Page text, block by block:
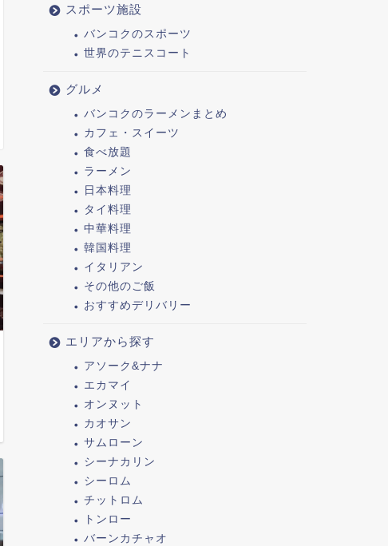
スポーツ施設
バンコクのスポーツ
世界のテニスコート
グルメ
バンコクのラーメンまとめ
カフェ・スイーツ
食べ放題
ラーメン
日本料理
タイ料理
中華料理
韓国料理
イタリアン
その他のご飯
おすすめデリバリー
エリアから探す
アソーク&ナナ
エカマイ
オンヌット
カオサン
サムローン
シーナカリン
シーロム
チットロム
トンロー
バーンカチャオ